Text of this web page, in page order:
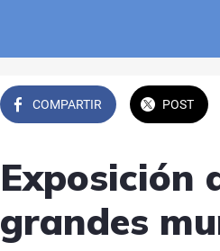
COMPARTIR POST
Exposición
grandes